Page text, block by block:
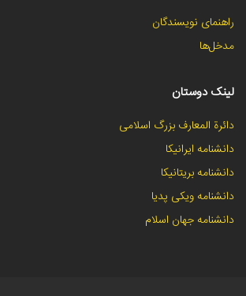
راهنمای نویسندگان
مدخل‌ها
لینک دوستان
دائرة المعارف بزرگ اسلامی
دانشنامه ایرانیکا
دانشنامه بریتانیکا
دانشنامه ویکی پدیا
دانشنامه جهان اسلام